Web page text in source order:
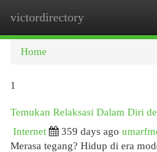
victordirectory
Home
1
Temukan Relaksasi Dalam Diri
Internet
359 days ago
Merasa tegang? Hidup di era